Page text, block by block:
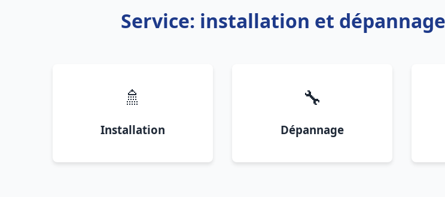
Service: installation et
🚿
Installation
🔧
Dépannage